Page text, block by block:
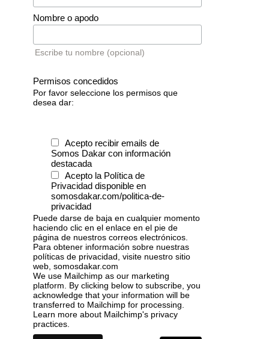
Nombre o apodo
Escribe tu nombre (opcional)
Permisos concedidos
Por favor seleccione los permisos que
desea dar:
Acepto recibir emails de
Somos Dakar con información
destacada
Acepto la Política de
Privacidad disponible en
somosdakar.com/politica-de-
privacidad
Puede darse de baja en cualquier momento
haciendo clic en el enlace en el pie de
página de nuestros correos electrónicos.
Para obtener información sobre nuestras
políticas de privacidad, visite nuestro sitio
web, somosdakar.com
We use Mailchimp as our marketing
platform. By clicking below to subscribe, you
acknowledge that your information will be
transferred to Mailchimp for processing.
Learn more about Mailchimp's privacy
practices.